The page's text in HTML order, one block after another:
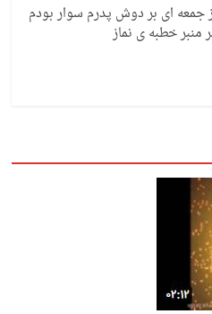
ای بر دوش پدرم سوار بودم
منبر خطبه ی نماز